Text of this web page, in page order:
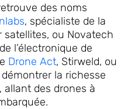
des noms
, spécialiste de la
ou Novatech
l’électronique de
Drone Act, Stirweld, ou
la richesse
des drones à